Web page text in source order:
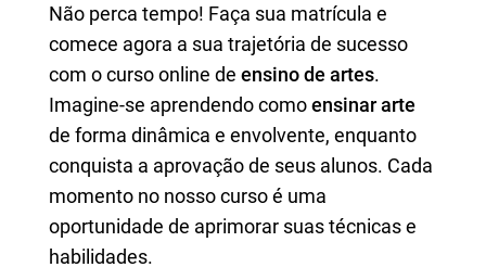
Não perca tempo! Faça sua matrícula e
comece agora a sua trajetória de sucesso
com o curso online de ensino de artes.
Imagine-se aprendendo comoensinar arte
de forma dinâmica e envolvente, enquanto
conquista a aprovação de seus alunos. Cada
momento no nosso curso é uma
oportunidade de aprimorar suas técnicas e
habilidades.